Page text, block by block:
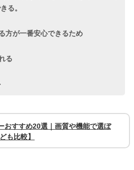
る。
方が一番安心できるため
る
おすすめ20選｜画質や機能で選ぼ
も比較】